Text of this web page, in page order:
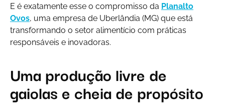
E é exatamente esse o compromisso da Planalto
Ovos, uma empresa de Uberlândia (MG) que está
transformando o setor alimentício com práticas
responsáveis e inovadoras.
Uma produção livre de
gaiolas e cheia de propósito